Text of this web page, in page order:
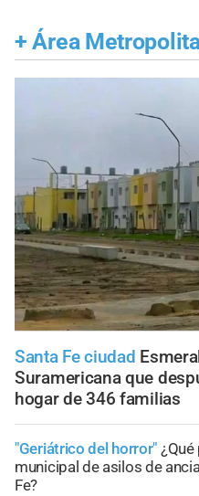
+ Área
Santa Fe ciudad
Suramericana que
hogar de 346 familias
"Geriátrico del horror"
municipal de asilos de
Fe?